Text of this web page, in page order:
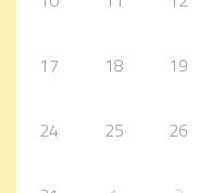
17 18 19
24 25 26